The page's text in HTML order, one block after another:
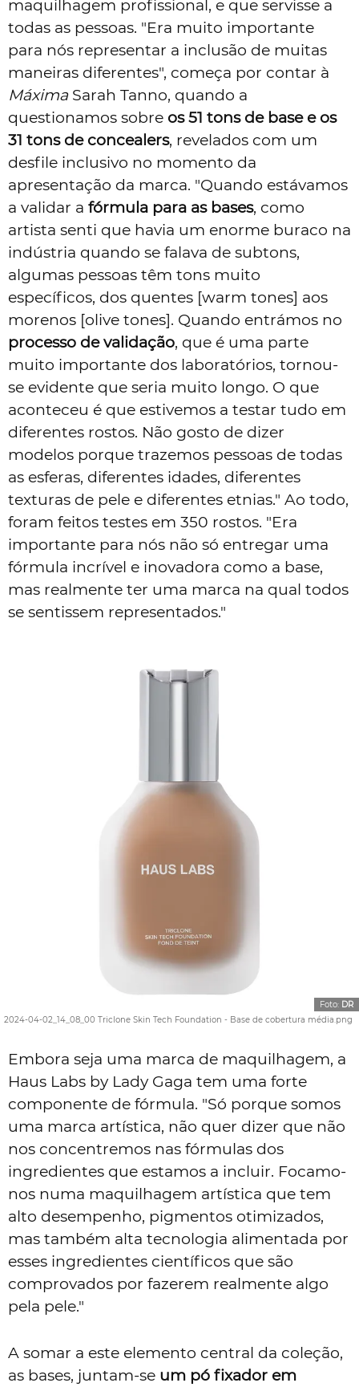
maquilhagem profissional, e que servisse a
todas as pessoas. "Era muito importante
para nós representar a inclusão de muitas
maneiras diferentes", começa por contar à
Máxima Sarah Tanno, quando a
questionamos sobre os 51 tons de base e os
31 tons de concealers, revelados com um
desfile inclusivo no momento da
apresentação da marca. "Quando estávamos
a validar a fórmula para as bases, como
artista senti que havia um enorme buraco na
indústria quando se falava de subtons,
algumas pessoas têm tons muito
específicos, dos quentes [warm tones] aos
morenos [olive tones]. Quando entrámos no
processo de validação, que é uma parte
muito importante dos laboratórios, tornou-
se evidente que seria muito longo. O que
aconteceu é que estivemos a testar tudo em
diferentes rostos. Não gosto de dizer
modelos porque trazemos pessoas de todas
as esferas, diferentes idades, diferentes
texturas de pele e diferentes etnias." Ao todo,
foram feitos testes em 350 rostos. "Era
importante para nós não só entregar uma
fórmula incrível e inovadora como a base,
mas realmente ter uma marca na qual todos
se sentissem representados."
2024-04-02_14_08_00 Triclone Skin Tech Foundation - Base de cobertura média.png
Foto: DR
Embora seja uma marca de maquilhagem, a
Haus Labs by Lady Gaga tem uma forte
componente de fórmula. "Só porque somos
uma marca artística, não quer dizer que não
nos concentremos nas fórmulas dos
ingredientes que estamos a incluir. Focamo-
nos numa maquilhagem artística que tem
alto desempenho, pigmentos otimizados,
mas também alta tecnologia alimentada por
esses ingredientes científicos que são
comprovados por fazerem realmente algo
pela pele."
A somar a este elemento central da coleção,
as bases, juntam-se um pó fixador em